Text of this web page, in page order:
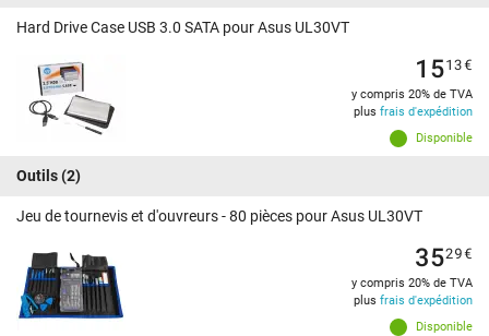
Hard Drive Case USB 3.0 SATA pour Asus UL30VT
Disponible
1513€
y compris 20% de TVA
plus frais d'expédition
Outils(2)
Jeu de tournevis et d'ouvreurs - 80 pièces pour Asus UL30VT
Disponible
3529€
y compris 20% de TVA
plus frais d'expédition